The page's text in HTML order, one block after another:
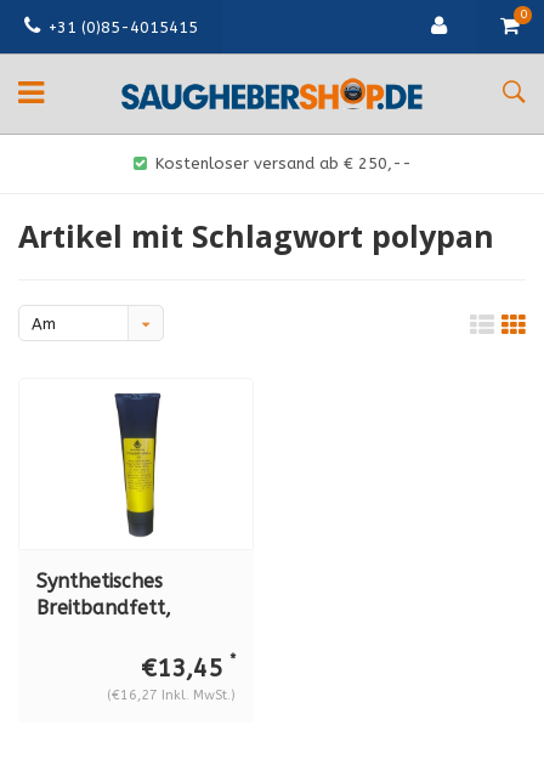
+31 (0)85-4015415
0
Kostenloser versand ab € 250,--
Artikel mit Schlagwort polypan
Am
Synthetisches
Breitbandfett,
€13,45 *
(€16,27 Inkl. MwSt.)